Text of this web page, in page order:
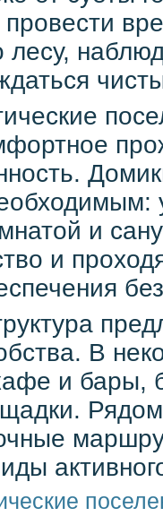
провести
лесу,
и
и
В
и бары,